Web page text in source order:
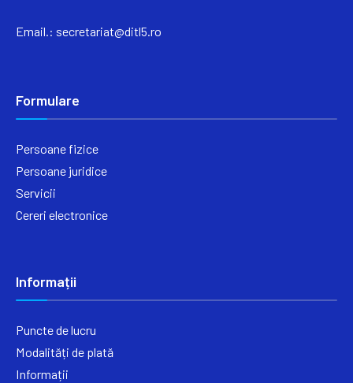
Email.: secretariat@ditl5.ro
Formulare
Persoane fizice
Persoane juridice
Servicii
Cereri electronice
Informații
Puncte de lucru
Modalități de plată
Informații